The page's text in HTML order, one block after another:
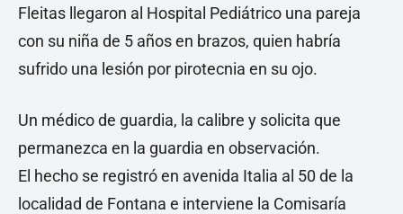
Fleitas llegaron al Hospital Pediátrico una pareja
con su niña de 5 años en brazos, quien habría
sufrido una lesión por pirotecnia en su ojo.
Un médico de guardia, la calibre y solicita que
permanezca en la guardia en observación.
El hecho se registró en avenida Italia al 50 de la
localidad de Fontana e interviene la Comisaría